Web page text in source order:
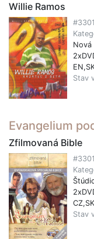
Willie Ramos
Nová
Stav
Evangelium
Zfilmovaná Bible
Stav